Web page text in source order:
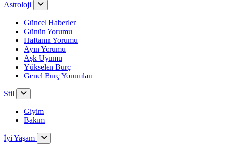
Astroloji
Güncel Haberler
Günün Yorumu
Haftanın Yorumu
Ayın Yorumu
Aşk Uyumu
Yükselen Burç
Genel Burç Yorumları
Stil
Giyim
Bakım
İyi Yaşam